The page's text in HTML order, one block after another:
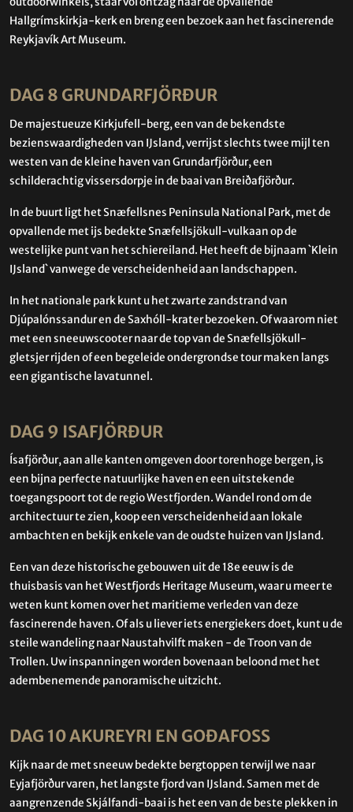
Hallgrímskirkja-kerk en breng een bezoek aan het fascinerende
Reykjavík Art Museum.
DAG 8 GRUNDARFJÖRÐUR
De majestueuze Kirkjufell-berg, een van de bekendste
bezienswaardigheden van IJsland, verrijst slechts twee mijl ten
westen van de kleine haven van Grundarfjörður, een
schilderachtig vissersdorpje in de baai van Breiðafjörður.
In de buurt ligt het Snæfellsnes Peninsula National Park, met de
opvallende met ijs bedekte Snæfellsjökull-vulkaan op de
westelijke punt van het schiereiland. Het heeft de bijnaam `Klein
IJsland` vanwege de verscheidenheid aan landschappen.
In het nationale park kunt u het zwarte zandstrand van
Djúpalónssandur en de Saxhóll-krater bezoeken. Of waarom niet
met een sneeuwscooter naar de top van de Snæfellsjökull-
gletsjer rijden of een begeleide ondergrondse tour maken langs
een gigantische lavatunnel.
DAG 9 ISAFJÖRÐUR
Ísafjörður, aan alle kanten omgeven door torenhoge bergen, is
een bijna perfecte natuurlijke haven en een uitstekende
toegangspoort tot de regio Westfjorden. Wandel rond om de
architectuur te zien, koop een verscheidenheid aan lokale
ambachten en bekijk enkele van de oudste huizen van IJsland.
Een van deze historische gebouwen uit de 18e eeuw is de
thuisbasis van het Westfjords Heritage Museum, waar u meer te
weten kunt komen over het maritieme verleden van deze
fascinerende haven. Of als u liever iets energiekers doet, kunt u de
steile wandeling naar Naustahvilft maken - de Troon van de
Trollen. Uw inspanningen worden bovenaan beloond met het
adembenemende panoramische uitzicht.
DAG 10 AKUREYRI EN GOÐAFOSS
Kijk naar de met sneeuw bedekte bergtoppen terwijl we naar
Eyjafjörður varen, het langste fjord van IJsland. Samen met de
aangrenzende Skjálfandi-baai is het een van de beste plekken in